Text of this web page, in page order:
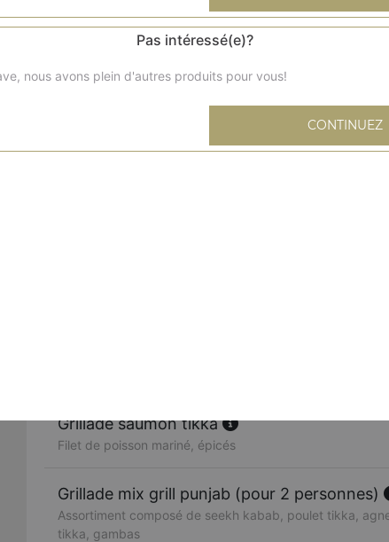
Grillade poulet tandoori
Grillade saumon tikka
Filet de poisson mariné, épicés
Grillade mix grill punjab (pour 2 personnes)
Assortiment composé de seekh kabab, poulet tikka,
tikka, gambas
Pas intéressé(e)?
nous avons plein d'autres produits pour vous!
CONTINUEZ